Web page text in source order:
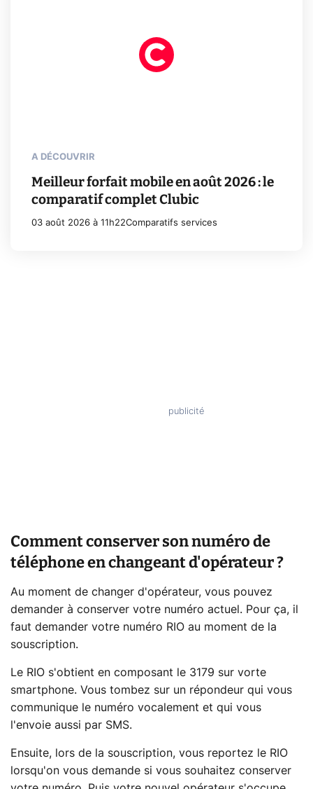
A DÉCOUVRIR
Meilleur forfait mobile en août 2026 : le
comparatif complet Clubic
03 août 2026 à 11h22Comparatifs services
Comment conserver son numéro de
téléphone en changeant d'opérateur ?
Au moment de changer d'opérateur, vous pouvez
demander à conserver votre numéro actuel. Pour ça, il
faut demander votre numéro RIO au moment de la
souscription.
Le RIO s'obtient en composant le 3179 sur vorte
smartphone. Vous tombez sur un répondeur qui vous
communique le numéro vocalement et qui vous
l'envoie aussi par SMS.
Ensuite, lors de la souscription, vous reportez le RIO
lorsqu'on vous demande si vous souhaitez conserver